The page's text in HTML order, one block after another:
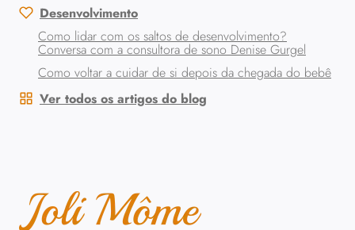
Desenvolvimento
Como lidar com os saltos de desenvolvimento?
Conversa com a consultora de sono Denise Gurgel
Como voltar a cuidar de si depois da chegada do bebê
Ver todos os artigos do blog